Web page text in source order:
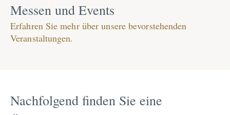
Messen und Events
Erfahren Sie mehr über unsere bevorstehenden
Veranstaltungen.
Nachfolgend finden Sie eine